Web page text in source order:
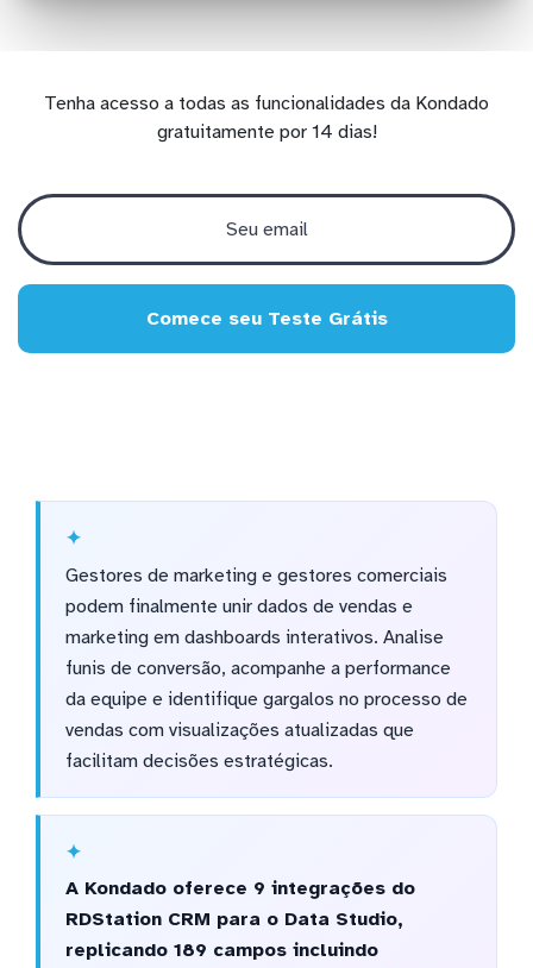
Tenha acesso a todas as funcionalidades da Kondado
gratuitamente por 14 dias!
Comece seu Teste Grátis
Gestores de marketing e gestores comerciais
podem finalmente unir dados de vendas e
marketing em dashboards interativos. Analise
funis de conversão, acompanhe a performance
da equipe e identifique gargalos no processo de
vendas com visualizações atualizadas que
facilitam decisões estratégicas.
A Kondado oferece 9 integrações do
RDStation CRM para o Data Studio,
replicando 189 campos incluindo